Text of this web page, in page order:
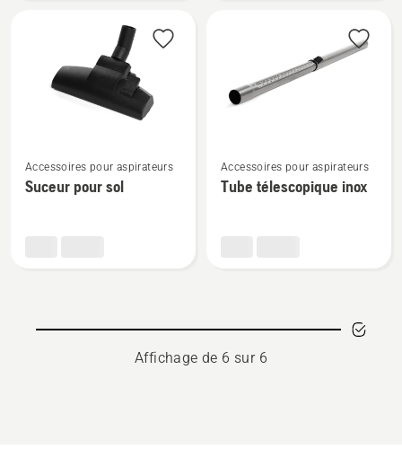
plus
de
Accessoires pour aspirateurs
Suceur pour sol
plus
Accessoires pour aspirateurs
Tube télescopique inox
Affichage de 6 sur 6